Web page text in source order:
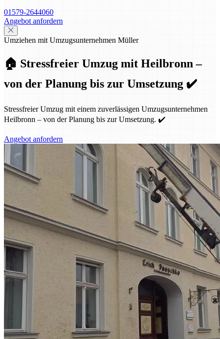
01579-2644060
Angebot anfordern
Umziehen mit Umzugsunternehmen Müller
🏠 Stressfreier Umzug mit Heilbronn –
von der Planung bis zur Umsetzung ✔️
Stressfreier Umzug mit einem zuverlässigen Umzugsunternehmen
Heilbronn – von der Planung bis zur Umsetzung. ✔️
Angebot anfordern